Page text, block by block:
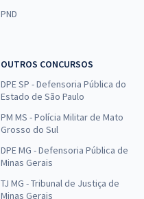
PND
OUTROS CONCURSOS
DPE SP - Defensoria Pública do
Estado de São Paulo
PM MS - Polícia Militar de Mato
Grosso do Sul
DPE MG - Defensoria Pública de
Minas Gerais
TJ MG - Tribunal de Justiça de
Minas Gerais